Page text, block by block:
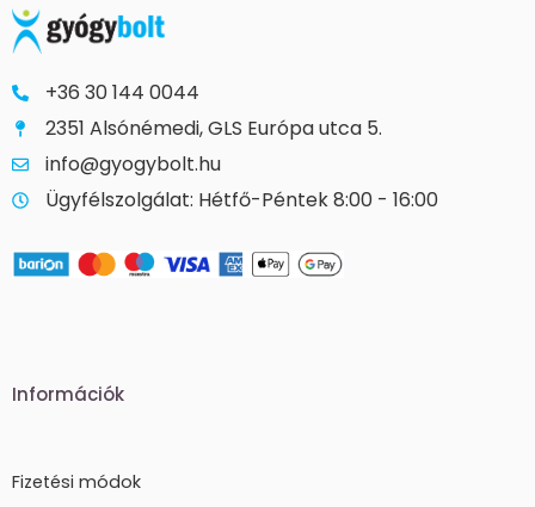
+36 30 144 0044
2351 Alsónémedi, GLS Európa utca 5.
info@gyogybolt.hu
Ügyfélszolgálat: Hétfő-Péntek 8:00 - 16:00
Információk
Fizetési módok